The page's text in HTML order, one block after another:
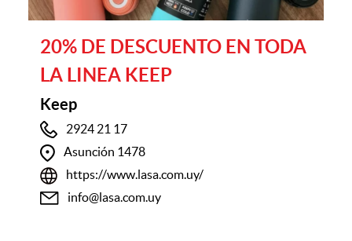
20% DE DESCUENTO EN TODA
LA LINEA KEEP
Keep
2924 21 17
Asunción 1478
https://www.lasa.com.uy/
info@lasa.com.uy